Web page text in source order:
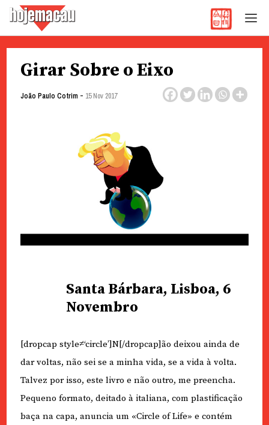
Girar Sobre o Eixo
João Paulo Cotrim - 15 Nov 2017
Santa Bárbara, Lisboa, 6
Novembro
[dropcap style≠‘circle’]N[/dropcap]ão deixou ainda de
dar voltas, não sei se a minha vida, se a vida à volta.
Talvez por isso, este livro e não outro, me preencha.
Pequeno formato, deitado à italiana, com plastificação
baça na capa, anuncia um «Circle of Life» e contém